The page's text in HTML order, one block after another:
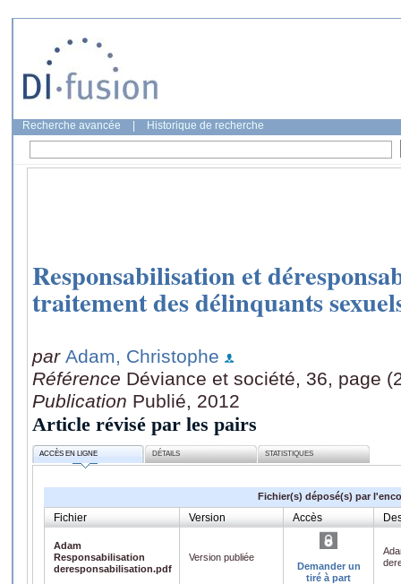
Recherche avancée Historique de recherche
Responsabilisation et
traitement des délinquants
par Adam, Christophe
Référence Déviance et société, 36, page
Publication Publié, 2012
Article révisé par les pairs
ACCÈS EN LIGNE DÉTAILS STATISTIQUES
Fichier(s) déposé(s) par
Fichier Version Accès
Adam
Responsabilisation
deresponsabilisation.pdf
Version publiée
Demander un
tiré à part